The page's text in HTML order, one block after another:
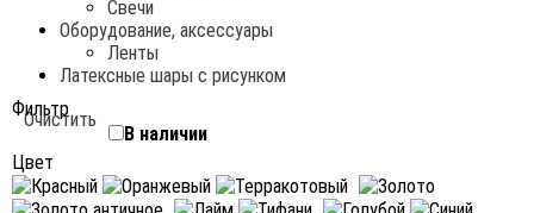
Свечи
Оборудование, аксессуары
Ленты
Латексные шары с рисунком
Фильтр
Очистить
В наличии
Цвет